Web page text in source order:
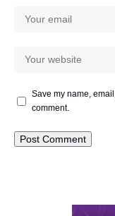
Save my name,
comment.